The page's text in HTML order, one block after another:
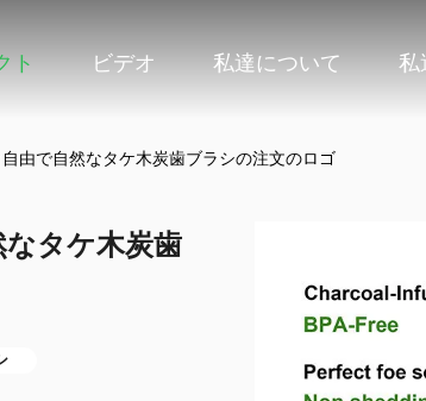
ト ビデオ 私達について 私
由で自然なタケ木炭歯ブラシの注文のロゴ
タケ木炭歯